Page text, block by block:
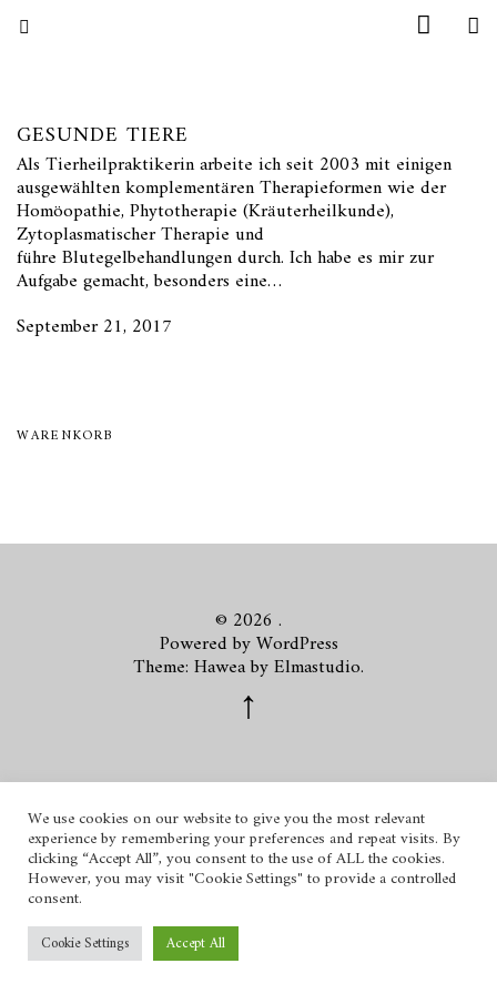
GESUNDE TIERE
Als Tierheilpraktikerin arbeite ich seit 2003 mit einigen
ausgewählten komplementären Therapieformen wie der
Homöopathie, Phytotherapie (Kräuterheilkunde),
Zytoplasmatischer Therapie und
führe Blutegelbehandlungen durch. Ich habe es mir zur
Aufgabe gemacht, besonders eine…
September 21, 2017
WARENKORB
© 2026 .
Powered byWordPress
Theme: Hawea byElmastudio.
We use cookies on our website to give you the most relevant
experience by remembering your preferences and repeat visits. By
clicking “Accept All”, you consent to the use of ALL the cookies.
However, you may visit "Cookie Settings" to provide a controlled
consent.
Cookie Settings Accept All